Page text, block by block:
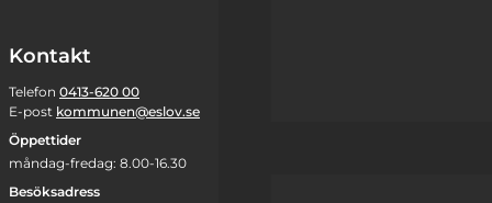
Kontakt
Telefon 0413-620 00
E-post kommunen@eslov.se
Öppettider
måndag-fredag: 8.00-16.30
Besöksadress